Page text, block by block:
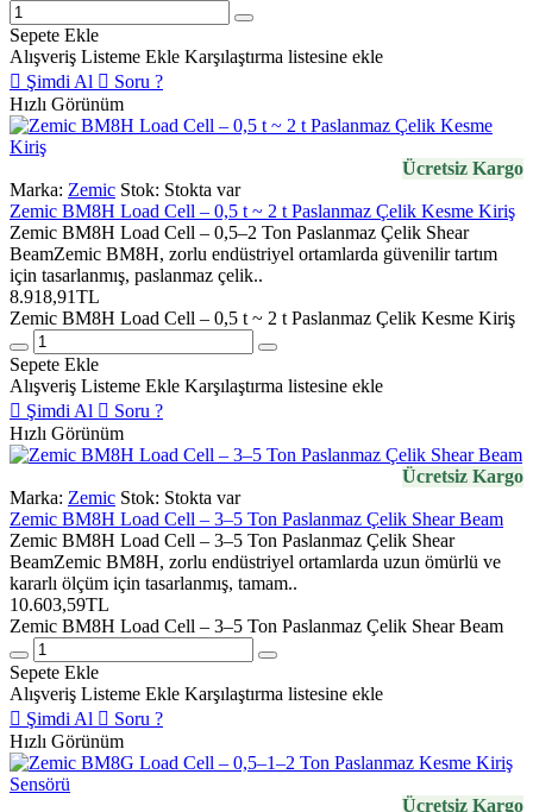
Sepete Ekle
Alışveriş Listeme Ekle Karşılaştırma listesine ekle
Şimdi Al
Soru ?
Hızlı Görünüm
Ücretsiz Kargo
Marka: Zemic Stok: Stokta var
Zemic BM8H Load Cell – 0,5 t ~ 2 t Paslanmaz Çelik Kesme Kiriş
Zemic BM8H Load Cell – 0,5–2 Ton Paslanmaz Çelik Shear
BeamZemic BM8H, zorlu endüstriyel ortamlarda güvenilir tartım
için tasarlanmış, paslanmaz çelik..
8.918,91TL
Zemic BM8H Load Cell – 0,5 t ~ 2 t Paslanmaz Çelik Kesme Kiriş
Sepete Ekle
Alışveriş Listeme Ekle Karşılaştırma listesine ekle
Şimdi Al
Soru ?
Hızlı Görünüm
Ücretsiz Kargo
Marka: Zemic Stok: Stokta var
Zemic BM8H Load Cell – 3–5 Ton Paslanmaz Çelik Shear Beam
Zemic BM8H Load Cell – 3–5 Ton Paslanmaz Çelik Shear
BeamZemic BM8H, zorlu endüstriyel ortamlarda uzun ömürlü ve
kararlı ölçüm için tasarlanmış, tamam..
10.603,59TL
Zemic BM8H Load Cell – 3–5 Ton Paslanmaz Çelik Shear Beam
Sepete Ekle
Alışveriş Listeme Ekle Karşılaştırma listesine ekle
Şimdi Al
Soru ?
Hızlı Görünüm
Ücretsiz Kargo